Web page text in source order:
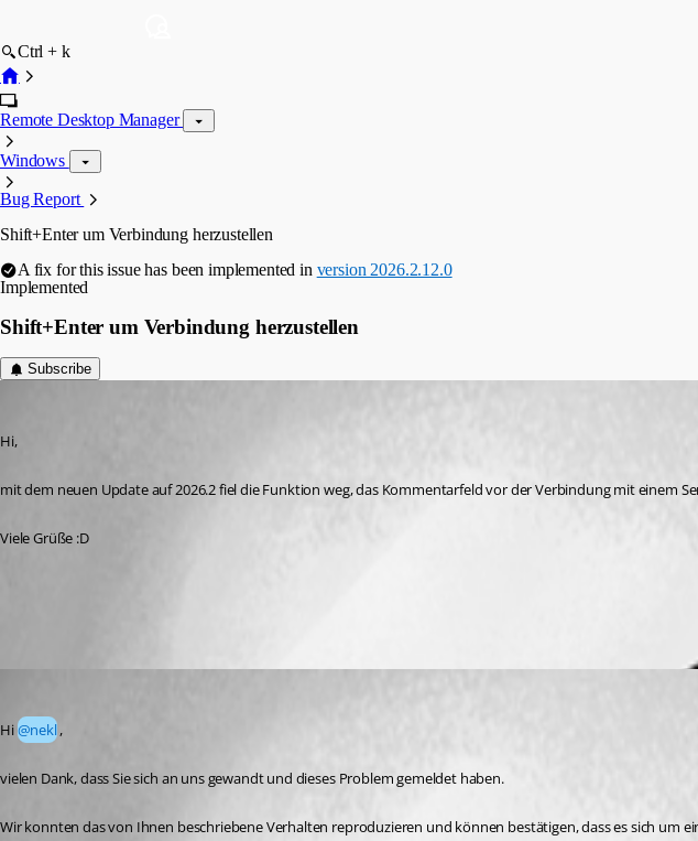
Ctrl + k
Remote Desktop Manager
Windows
Bug Report
Shift+Enter um Verbindung herzustellen
A fix for this issue has been implemented in version 2026.2.12.0
Implemented
Shift+Enter um Verbindung herzustellen
Subscribe
Hi,
mit dem neuen Update auf 2026.2 fiel die Funktion weg, das Kommentarfeld vor der Verbindung mit einem
Viele Grüße :D
Hi @nekl,
vielen Dank, dass Sie sich an uns gewandt und dieses Problem gemeldet haben.
Wir konnten das von Ihnen beschriebene Verhalten reproduzieren und können bestätigen, dass es sich